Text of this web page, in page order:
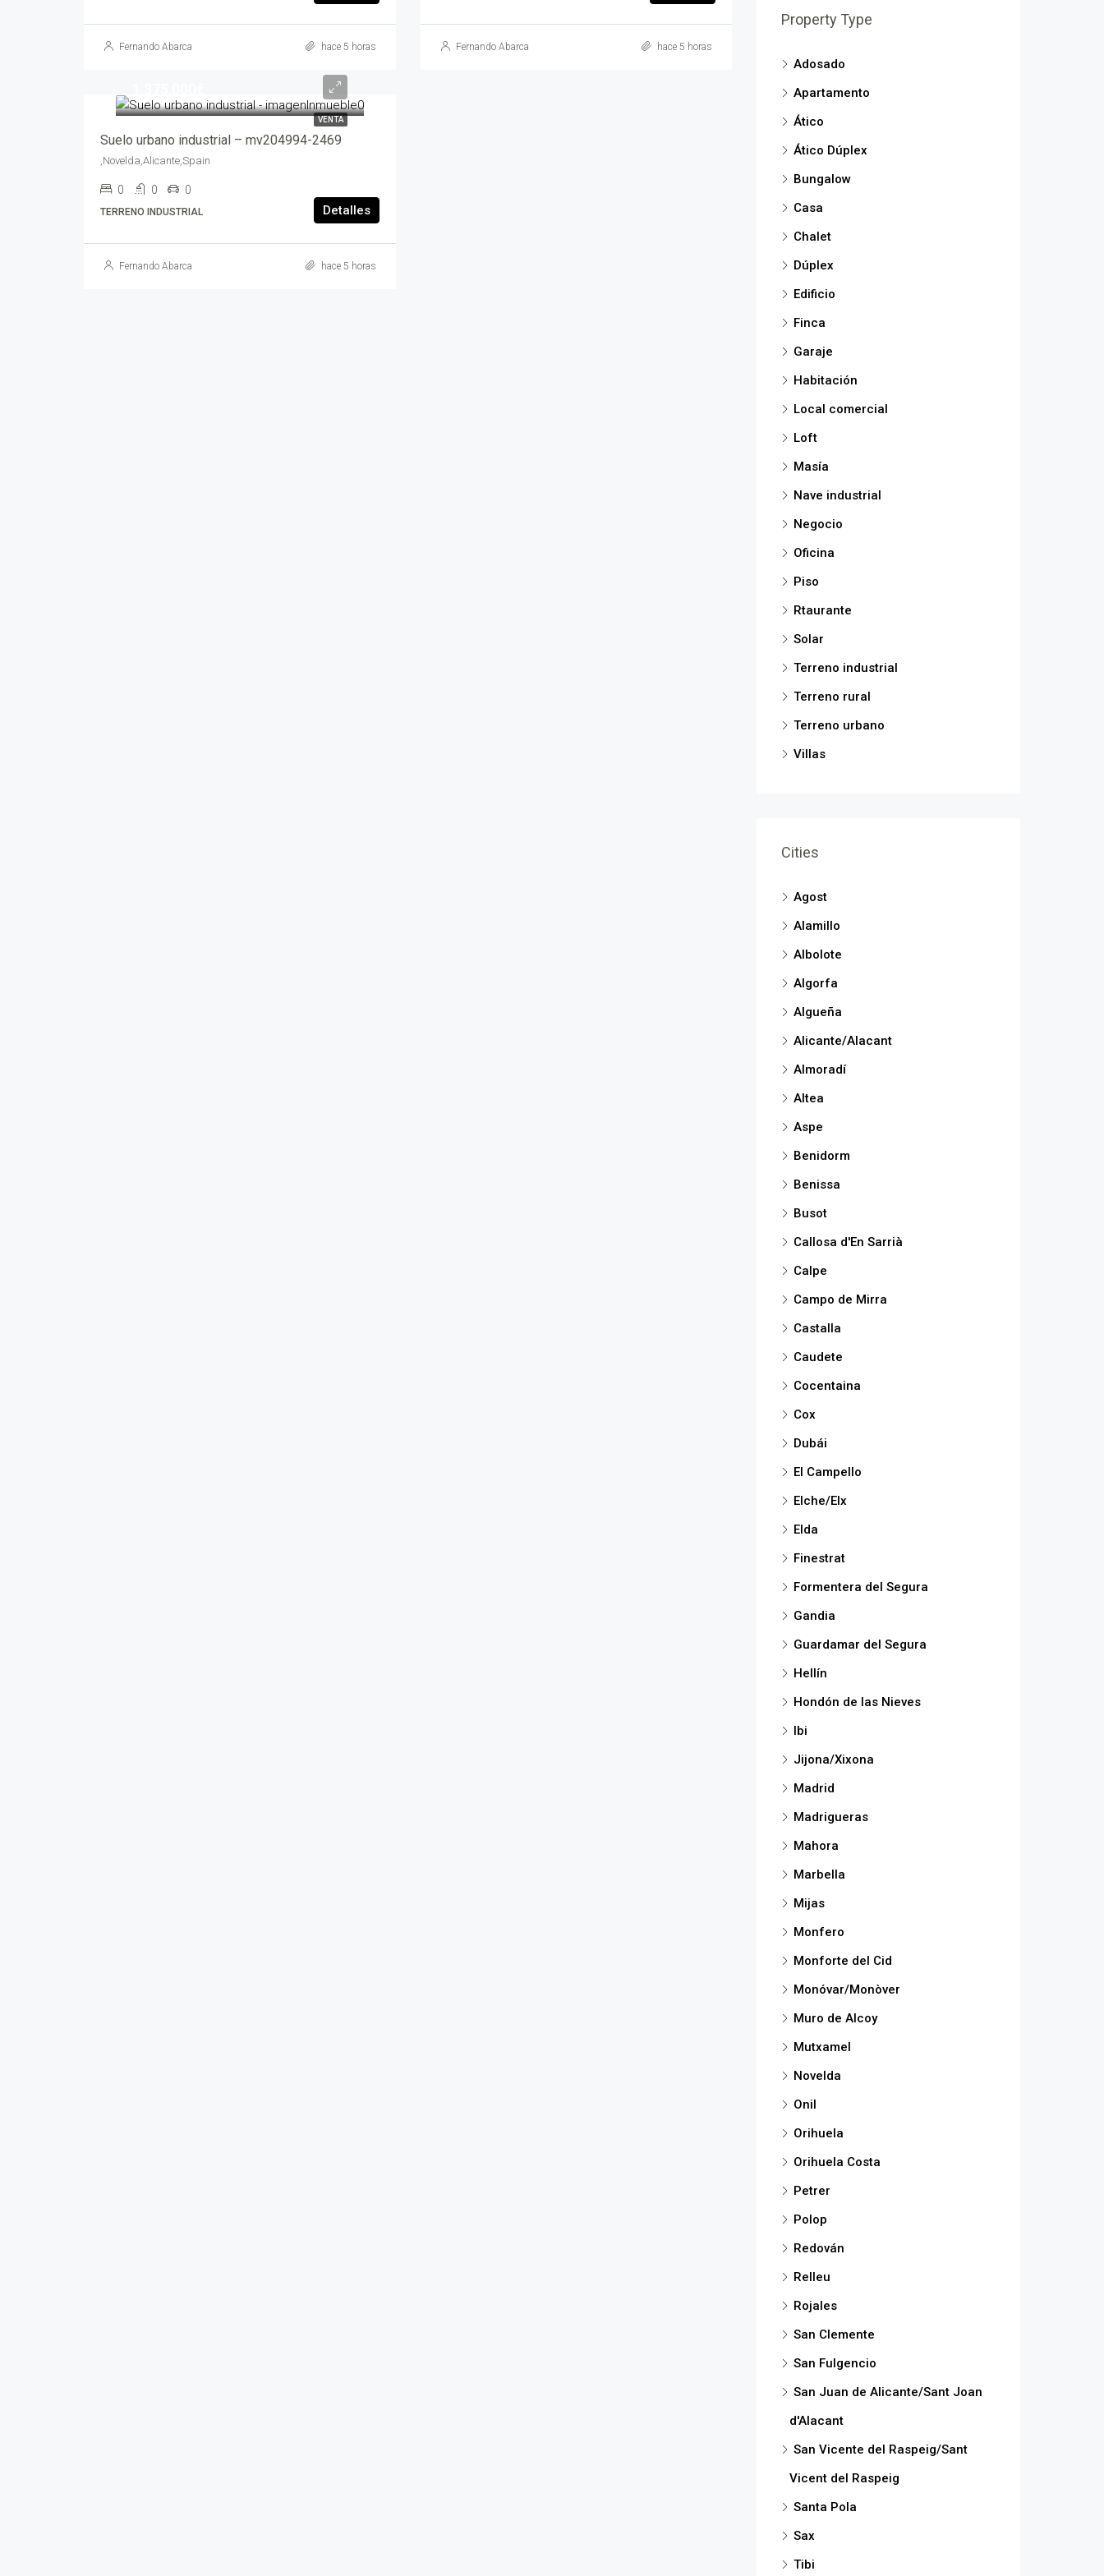
Fernando Abarca hace 5 horas Fernando Abarca hace 5 horas
VENTA
Suelo urbano industrial – mv204994-2469
,Novelda,Alicante,Spain
0 0 0
TERRENO INDUSTRIAL Detalles
Fernando Abarca hace 5 horas
Property Type
Adosado
Apartamento
Ático
Ático Dúplex
Bungalow
Casa
Chalet
Dúplex
Edificio
Finca
Garaje
Habitación
Local comercial
Loft
Masía
Nave industrial
Negocio
Oficina
Piso
Rtaurante
Solar
Terreno industrial
Terreno rural
Terreno urbano
Villas
Cities
Agost
Alamillo
Albolote
Algorfa
Algueña
Alicante/Alacant
Almoradí
Altea
Aspe
Benidorm
Benissa
Busot
Callosa d'En Sarrià
Calpe
Campo de Mirra
Castalla
Caudete
Cocentaina
Cox
Dubái
El Campello
Elche/Elx
Elda
Finestrat
Formentera del Segura
Gandia
Guardamar del Segura
Hellín
Hondón de las Nieves
Ibi
Jijona/Xixona
Madrid
Madrigueras
Mahora
Marbella
Mijas
Monfero
Monforte del Cid
Monóvar/Monòver
Muro de Alcoy
Mutxamel
Novelda
Onil
Orihuela
Orihuela Costa
Petrer
Polop
Redován
Relleu
Rojales
San Clemente
San Fulgencio
San Juan de Alicante/Sant Joan
d'Alacant
San Vicente del Raspeig/Sant
Vicent del Raspeig
Santa Pola
Sax
Tibi